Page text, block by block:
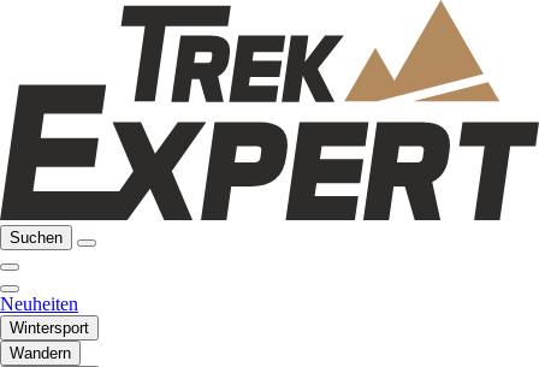
Suchen
Neuheiten
Wintersport
Wandern